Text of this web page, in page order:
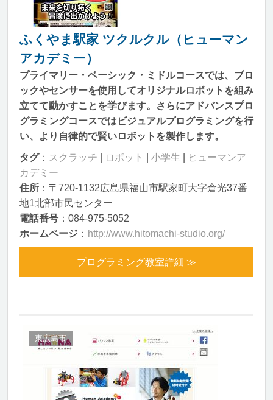
ふくやま駅家 ツクルクル（ヒューマン
アカデミー）
プライマリー・ベーシック・ミドルコースでは、ブロ
ックやセンサーを使用してオリジナルロボットを組み
立てて動かすことを学びます。さらにアドバンスプロ
グラミングコースではビジュアルプログラミングを行
い、より自律的で賢いロボットを製作します。
タグ： スクラッチ ロボット 小学生
ヒューマンア
カデミー
住所 ：〒720-1132広島県福山市駅家町大字倉光37番
地1北部市民センター
電話番号 ：084-975-5052
ホームページ ： http://www.hitomachi-studio.org/
プログラミング教室詳細 ≫
東広島市